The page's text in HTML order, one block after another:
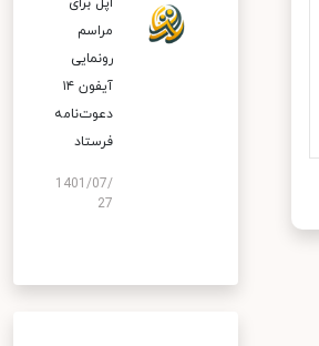
مراسم
رونمایی
آیفون ۱۴
دعوت‌نامه
فرستاد
1401/07/
27